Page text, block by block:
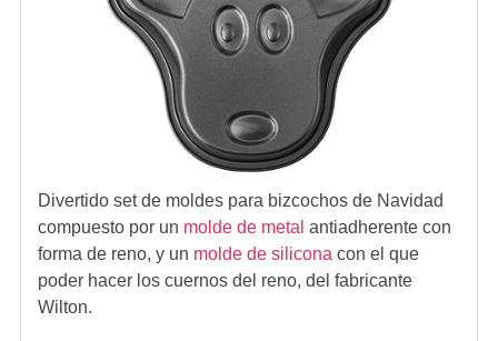
Divertido set de moldes para bizcochos de Navidad
compuesto por un molde de metal antiadherente con
forma de reno, y un molde de silicona con el que
poder hacer los cuernos del reno, del fabricante
Wilton.